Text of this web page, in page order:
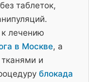
таблеток,
лечению
в Москве, а
и
блокада